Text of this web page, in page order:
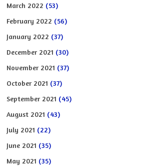
March 2022 (53)
February 2022 (56)
January 2022 (37)
December 2021 (30)
November 2021 (37)
October 2021 (37)
September 2021 (45)
August 2021 (43)
July 2021 (22)
June 2021 (35)
May 2021 (35)